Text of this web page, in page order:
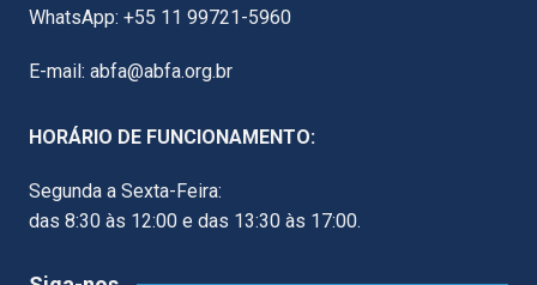
WhatsApp: +55 11 99721-5960
E-mail: abfa@abfa.org.br
HORÁRIO DE FUNCIONAMENTO:
Segunda a Sexta-Feira:
das 8:30 às 12:00 e das 13:30 às 17:00.